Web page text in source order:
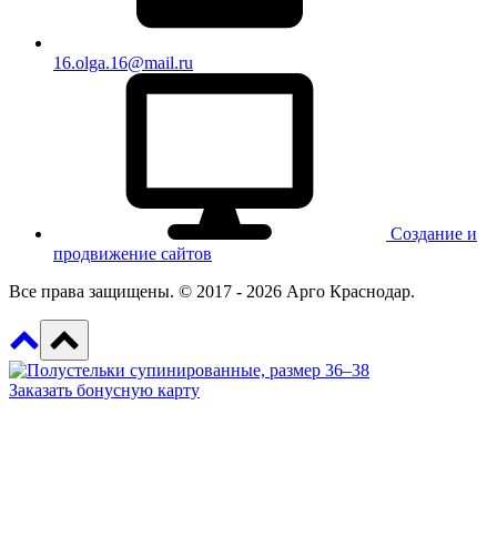
16.olga.16@mail.ru
Создание и
продвижение сайтов
Все права защищены. © 2017 - 2026 Арго Краснодар.
Заказать бонусную карту